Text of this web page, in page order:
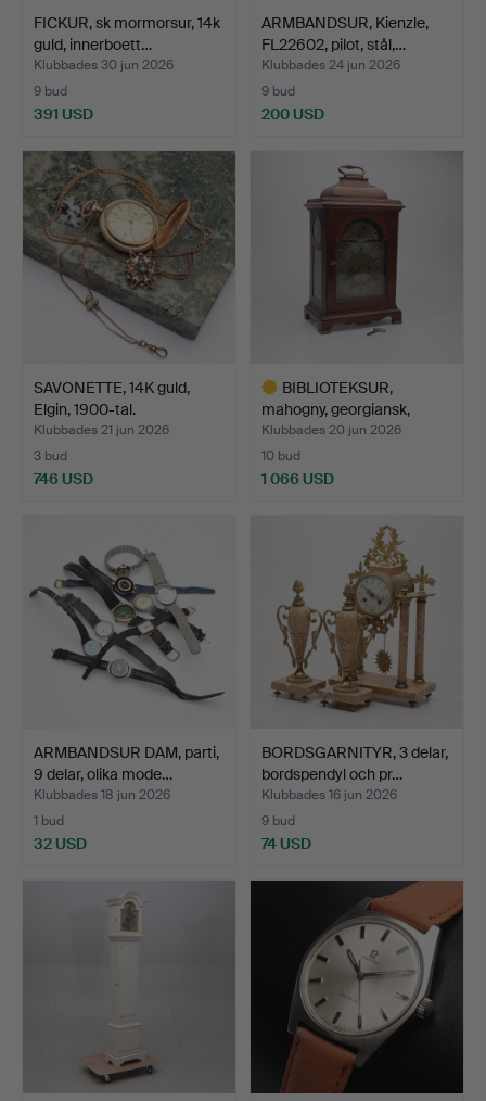
FICKUR, sk mormorsur, 14k
guld, innerboett…
Klubbades 30 jun 2026
9 bud
391 USD
ARMBANDSUR, Kienzle,
FL22602, pilot, stål,…
Klubbades 24 jun 2026
9 bud
200 USD
SAVONETTE, 14K guld,
Elgin, 1900-tal.
Klubbades 21 jun 2026
3 bud
746 USD
BIBLIOTEKSUR,
mahogny, georgiansk,
Thomas …
Klubbades 20 jun 2026
10 bud
1 066 USD
ARMBANDSUR DAM, parti,
9 delar, olika mode…
Klubbades 18 jun 2026
1 bud
32 USD
BORDSGARNITYR, 3 delar,
bordspendyl och pr…
Klubbades 16 jun 2026
9 bud
74 USD